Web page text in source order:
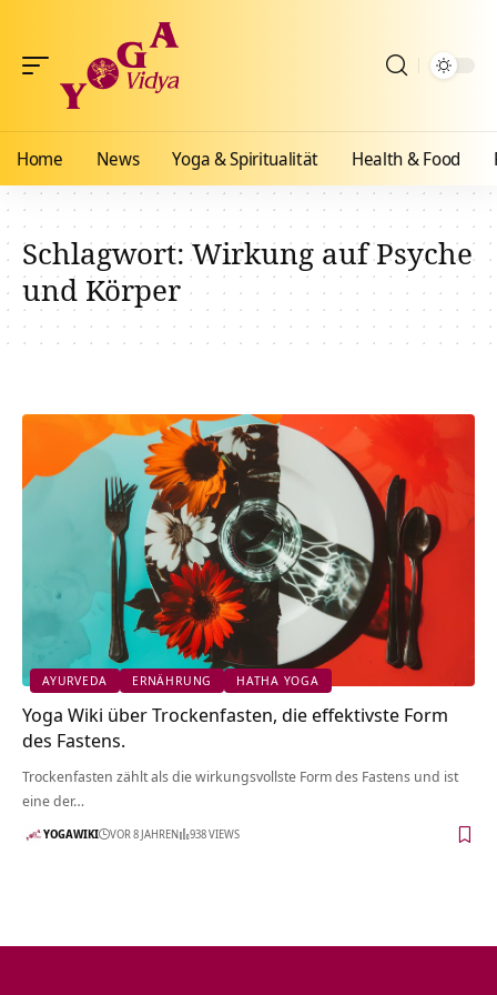
Home News Yoga & Spiritualität Health & Food
Schlagwort:Wirkung auf Psyche
und Körper
AYURVEDA ERNÄHRUNG HATHA YOGA
Yoga Wiki über Trockenfasten, die effektivste Form
des Fastens.
Trockenfasten zählt als die wirkungsvollste Form des Fastens und ist
eine der…
YOGAWIKI VOR 8 JAHREN 938 VIEWS